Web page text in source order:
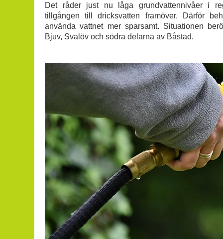
Det råder just nu låga grundvattennivåer i
tillgången till dricksvatten framöver. Därför
använda vattnet mer sparsamt. Situationen
Bjuv, Svalöv och södra delarna av Båstad.